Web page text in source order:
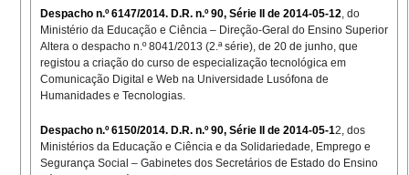
Despacho n.º 6147/2014. D.R. n.º 90, Série II de 2014-05-12, do
Ministério da Educação e Ciência – Direção-Geral do Ensino Superior
Altera o despacho n.º 8041/2013 (2.ª série), de 20 de junho, que
registou a criação do curso de especialização tecnológica em
Comunicação Digital e Web na Universidade Lusófona de
Humanidades e Tecnologias.
Despacho n.º 6150/2014. D.R. n.º 90, Série II de 2014-05-12, dos
Ministérios da Educação e Ciência e da Solidariedade, Emprego e
Segurança Social – Gabinetes dos Secretários de Estado do Ensino